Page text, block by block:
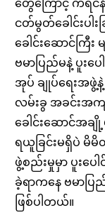
ငတ်မွတ်ခေါင်းပါ
ခေါင်းဆောင်ကြီ
ဗမာပြည်မနဲ့ ပူး
အုပ် ချုပ်ရေးအဖွဲ့
လမ်းခွ အခင်းအက
ခေါင်းဆောင်အ
ရယူခြင်းမရှိပဲ
ဖွဲ့စည်းမှုမှာ ပူး
ခဲ့ရာကနေ ဗမာပ
ဖြစ်ပါတယ်။